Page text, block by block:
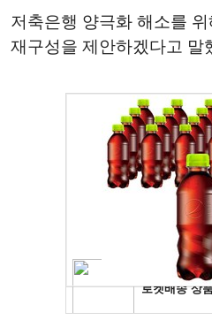
저축은행 양극화 해소를
재구성을 제안하겠다고 말